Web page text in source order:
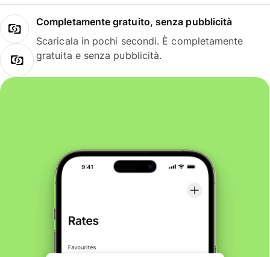
Completamente gratuito, senza pubblicità
Scaricala in pochi secondi. È completamente
gratuita e senza pubblicità.